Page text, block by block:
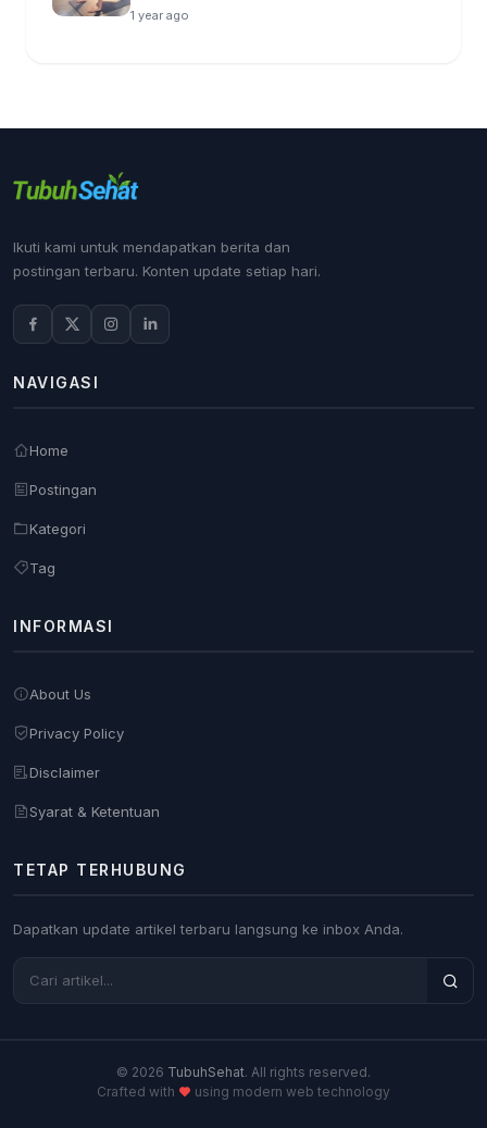
1 year ago
Ikuti kami untuk mendapatkan berita dan
postingan terbaru. Konten update setiap hari.
NAVIGASI
Home
Postingan
Kategori
Tag
INFORMASI
About Us
Privacy Policy
Disclaimer
Syarat & Ketentuan
TETAP TERHUBUNG
Dapatkan update artikel terbaru langsung ke inbox Anda.
© 2026 TubuhSehat. All rights reserved.
Crafted with
using modern web technology